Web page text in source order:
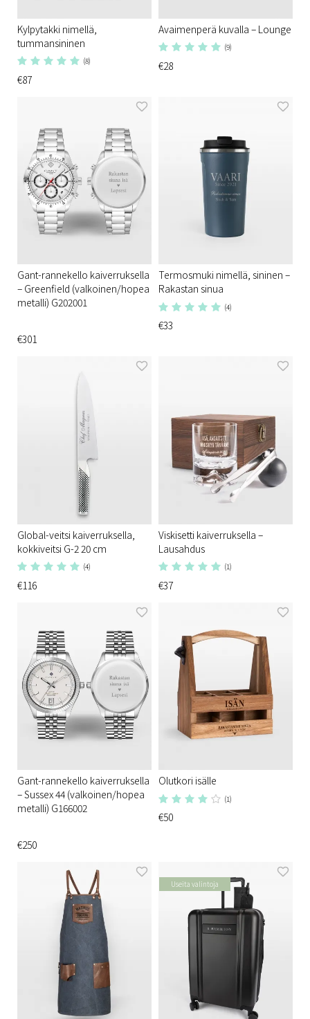
Kylpytakki nimellä,
tummansininen
(8)
€87
Avaimenperä kuvalla – Lounge
(9)
€28
Gant-rannekello kaiverruksella
– Greenfield (valkoinen/hopea
metalli) G202001
€301
Termosmuki nimellä, sininen –
Rakastan sinua
(4)
€33
Global-veitsi kaiverruksella,
kokkiveitsi G-2 20 cm
(4)
€116
Viskisetti kaiverruksella –
Lausahdus
(1)
€37
Gant-rannekello kaiverruksella
– Sussex 44 (valkoinen/hopea
metalli) G166002
€250
Olutkori isälle
(1)
€50
Useita valintoja